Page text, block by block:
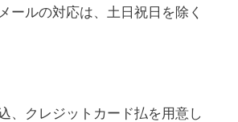
ールの対応は、土日祝日を除く
、クレジットカード払を用意し